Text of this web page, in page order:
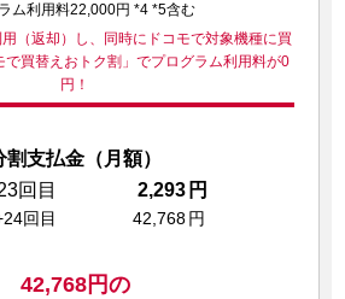
ム利用料22,000円 *4 *5含む
（返却）し、同時にドコモで対象機種に買
で買替えおトク割」でプログラム利用料が0
円！
割支払金（月額）
回目
2,293 円
回目 42,768 円
42,768円の